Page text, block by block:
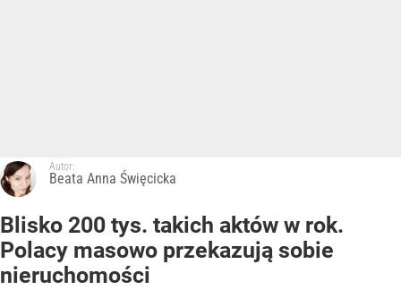
Autor:
Beata Anna Święcicka
Blisko 200 tys. takich aktów w rok.
Polacy masowo przekazują sobie
nieruchomości